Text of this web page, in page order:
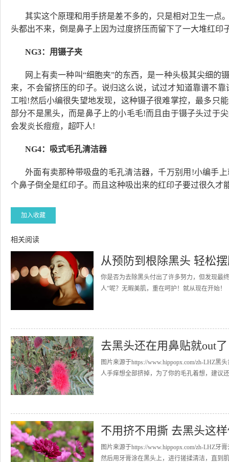
其实这个原理和用手挤是差不多的，只是相对卫生一点
头都出不来，倒是鼻子上因为过度挤压而留下了一大堆红印
NG3：用镊子夹
网上有卖一种叫“细胞夹”的东西，是一种头极其尖细
来，不会留挤压的印子。说归这么说，试过才知道靠谱不
工啦!然后小编很失望地发现，这种镊子很难掌控，最多只
部分不是黑头，而是鼻子上的小毛毛!而且由于镊子头过于
会发炎长痘痘，超吓人!
NG4：吸式毛孔清洁器
外面有卖那种带吸盘的毛孔清洁器，千万别用!小编手
个鼻子倒全是红印子。而且这种吸出来的红印子要过很久
加入收藏
相关阅读
从预防到根除黑头 轻松
你是否为去除黑头付出了许多努力，但发现最
人”呢？无暇美肌，重在呵护！就从现在开始
去黑头还在用鼻贴就out
图片来源于https://www.hippopx.com/zh-LHZ
人手痒想全部挤掉，为了你的毛孔着想，建议
不用挤不用撕 去黑头这
图片来源于https://www.hippopx.com/zh-LHZ
然后用牙膏涂在黑头上，进行搓揉清洁，直到